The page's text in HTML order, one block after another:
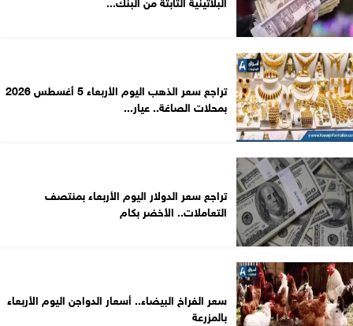
تراجع سعر الذهب اليوم الأربعاء 5 أغسطس 2026
بمحلات الصاغة.. عيار...
تراجع سعر الدولار اليوم الأربعاء بمنتصف
التعاملات.. الأخضر بكام
سعر الفراخ البيضاء.. أسعار الدواجن اليوم الأربعاء
بالمزرعة